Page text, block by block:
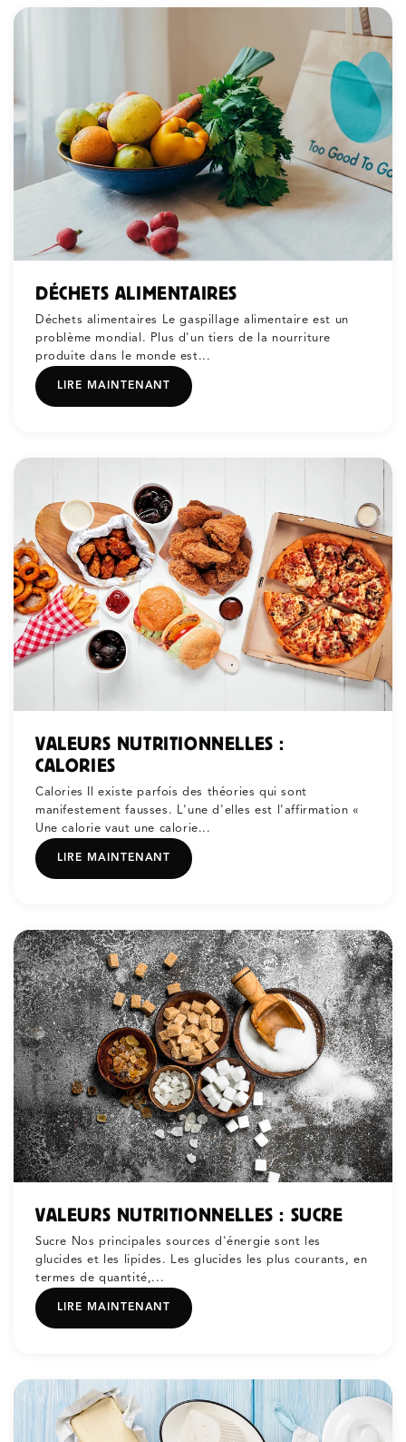
DÉCHETS ALIMENTAIRES
Déchets alimentaires Le gaspillage alimentaire est un
problème mondial. Plus d'un tiers de la nourriture
produite dans le monde est...
LIRE MAINTENANT
VALEURS NUTRITIONNELLES :
CALORIES
Calories Il existe parfois des théories qui sont
manifestement fausses. L'une d'elles est l'affirmation «
Une calorie vaut une calorie...
LIRE MAINTENANT
VALEURS NUTRITIONNELLES : SUCRE
Sucre Nos principales sources d'énergie sont les
glucides et les lipides. Les glucides les plus courants, en
termes de quantité,...
LIRE MAINTENANT